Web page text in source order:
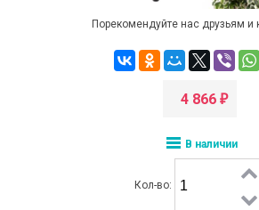
Порекомендуйте нас друзьям и
4 866 ₽
В наличии
Кол-во: